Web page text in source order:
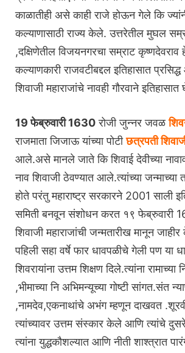
काळातीही असे काही राजे होऊन गेले कि
कल्याणासाठी राज्य केले. उत्तरेतील मुघल
,दक्षिणेतील विजयनगरचा सम्राट
कल्याणकारी राजवटीबद्दल इतिहासात
शिवाजी महाराजांचे नावही गौरवाने
19 फेब्रुवारी 1630रोजी जुन्नर जवळ
राजमाता जिजाऊ यांच्या पोटीछत्रपती
आले.असे मानले जाते कि शिवाई देवीच्या
नाव शिवाजी ठेवण्यात आले.त्यांच्या जन्माच्या
होते परंतु महाराष्ट्र सरकारने 2001 साली
समिती बनवून संशोधन करत १९ फेब्रुवारी
शिवाजी महाराजांची जन्मतारीख मानून जाहीर
पहिली सहा वर्षे फार धावपळीचे गेली पण या
शिवरायांना उत्तम शिक्षण दिले.त्यांना रामाच्या
,भीमाच्या नि अभिमन्यूच्या गोष्टी सांगत.संत
,नामदेव,एकनाथांचे अभंग म्हणून दाखवत
त्यांच्यावर उत्तम संस्कार केले आणि त्यांचे दुसरे
त्यांना युद्धकौशल्यात आणि नीती शाश्त्रात